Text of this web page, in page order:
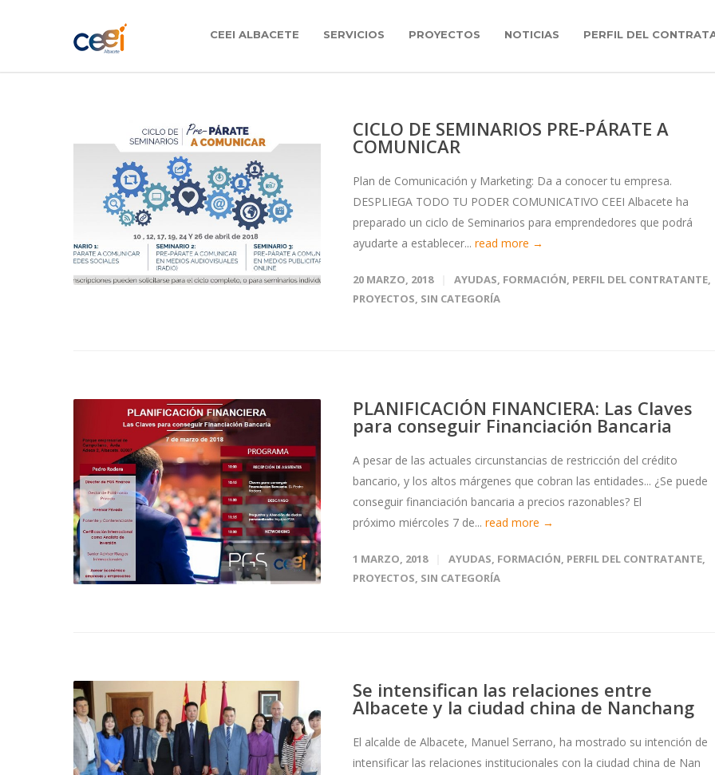
CEEI ALBACETE SERVICIOS PROYECTOS NOTICIAS PERFIL DEL
CICLO DE SEMINARIOS PRE-PÁRATE A
COMUNICAR
Plan de Comunicación y Marketing: Da a conocer tu empresa.
DESPLIEGA TODO TU PODER COMUNICATIVO CEEI Albacete ha
preparado un ciclo de Seminarios para emprendedores que podrá
ayudarte a establecer... read more →
20 MARZO, 2018 AYUDAS, FORMACIÓN, PERFIL DEL CONTRATANTE,
PROYECTOS, SIN CATEGORÍA
PLANIFICACIÓN FINANCIERA: Las Claves
para conseguir Financiación Bancaria
A pesar de las actuales circunstancias de restricción del crédito
bancario, y los altos márgenes que cobran las entidades... ¿Se puede
conseguir financiación bancaria a precios razonables? El
próximo miércoles 7 de... read more →
1 MARZO, 2018 AYUDAS, FORMACIÓN, PERFIL DEL CONTRATANTE,
PROYECTOS, SIN CATEGORÍA
Se intensifican las relaciones entre
Albacete y la ciudad china de Nanchang
El alcalde de Albacete, Manuel Serrano, ha mostrado su intención de
intensificar las relaciones institucionales con la ciudad china de Nan